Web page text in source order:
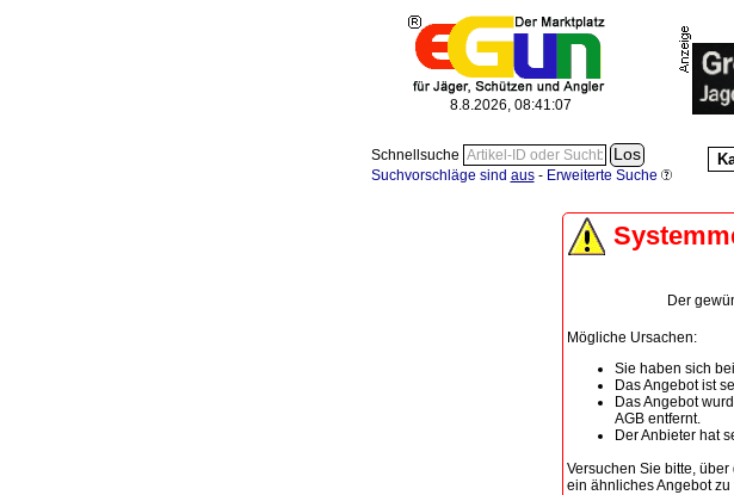
8.8.2026, 08:41:07
Schnellsuche
Suchvorschläge sind aus- Erweiterte Suche
Der
Mögliche Ursachen:
Sie haben sich
Das Angebot ist
Das Angebot
AGB entfernt.
Der Anbieter hat
Versuchen Sie bitte, über
ein ähnliches Angebot zu